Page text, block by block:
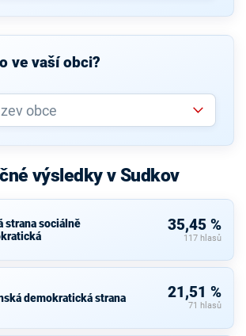
ve vaší obci?
výsledky v Sudkov
strana sociálně
35,45 %
117 hlasů
demokratická strana 21,51 %
71 hlasů